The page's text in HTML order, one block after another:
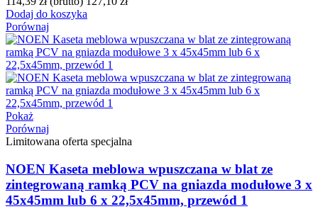
Dodaj do koszyka
Porównaj
Pokaż
Porównaj
Limitowana oferta specjalna
NOEN Kaseta meblowa wpuszczana w blat ze
zintegrowaną ramką PCV na gniazda modułowe 3 x
45x45mm lub 6 x 22,5x45mm, przewód 1